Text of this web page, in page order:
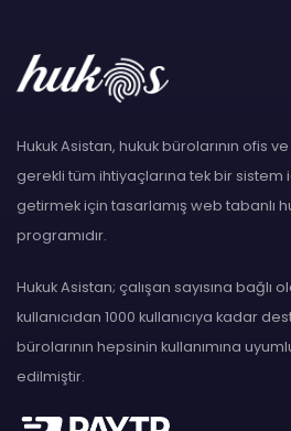
Hukuk Asistan, hukuk bürolarının ofis
gerekli tüm ihtiyaçlarına tek bir
getirmek için tasarlamış web tabanlı
programıdır.
Hukuk Asistan; çalışan sayısına bağlı
kullanıcıdan 1000 kullanıcıya kadar
bürolarının hepsinin kullanımına
edilmiştir.